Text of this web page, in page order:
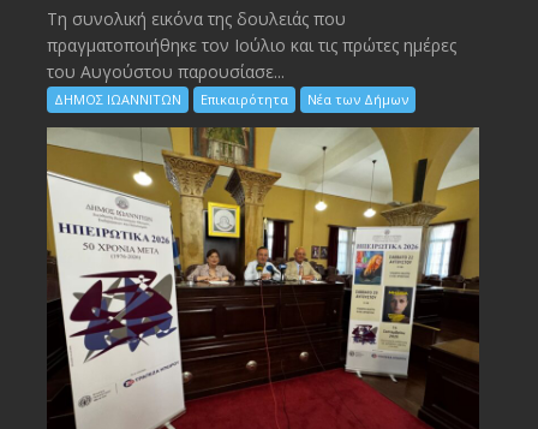
Τη συνολική εικόνα της δουλειάς που
πραγματοποιήθηκε τον Ιούλιο και τις πρώτες ημέρες
του Αυγούστου παρουσίασε...
ΔΗΜΟΣ ΙΩΑΝΝΙΤΩΝ Επικαιρότητα Νέα των Δήμων